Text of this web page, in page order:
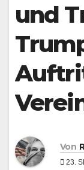
und
Von
23.